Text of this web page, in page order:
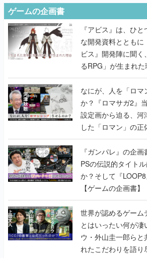
な開発資料ととも
るRPG」が生まれ
書】
なにが、人を「ロ
か？『ロマサガ2』
設定画から迫る、河
した「ロマン」の正
書】
『ガンパレ』の企
PSの伝説的タイト
か？そして『
【ゲームの企画書】
世界が認めるゲー
とはいったい何が凄
ウ・外山圭一郎ら
れたこだわりを語り
画書】
【ゲームの企画書
上げたのは反骨心と